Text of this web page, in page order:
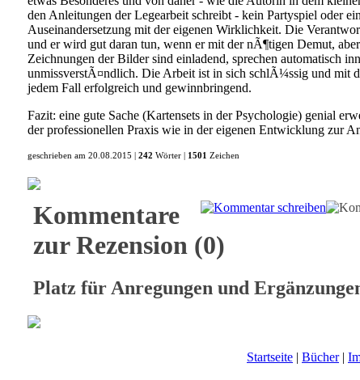
den Anleitungen der Legearbeit schreibt - kein Partyspiel oder
Auseinandersetzung mit der eigenen Wirklichkeit. Die
und er wird gut daran tun, wenn er mit der nÃ¶tigen Demut,
Zeichnungen der Bilder sind einladend, sprechen automatisch
unmissverstÃ¤ndlich. Die Arbeit ist in sich schlÃ¼ssig und mit
jedem Fall erfolgreich und gewinnbringend.
Fazit: eine gute Sache (Kartensets in der Psychologie) genial
der professionellen Praxis wie in der eigenen Entwicklung zur
geschrieben am 20.08.2015 | 242 Wörter | 1501 Zeichen
Kommentare
zur Rezension (0)
Platz für Anregungen und
Startseite | Bücher|